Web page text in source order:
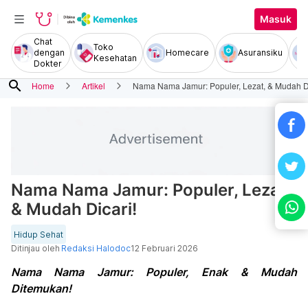
Masuk
Chat
dengan
Dokter
Toko
Kesehatan
Homecare Asuransiku
search Home Artikel Nama Nama Jamur: Populer, Lezat, & Mudah
Nama Nama Jamur: Populer, Lezat,
& Mudah Dicari!
Hidup Sehat
Ditinjau oleh Redaksi Halodoc12 Februari 2026
Nama Nama Jamur: Populer, Enak & Mudah
Ditemukan!